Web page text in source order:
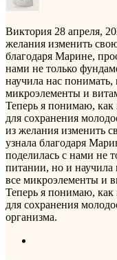
Виктория 28 апреля,
желания изменить
благодаря Марине,
нами не только
научила нас
микроэлементы и
Теперь я понимаю, как
для сохранения
из желания изменить
узнала благодаря
поделилась с нами не
питании, но и научила
все микроэлементы и
Теперь я понимаю, как
для сохранения
организма.